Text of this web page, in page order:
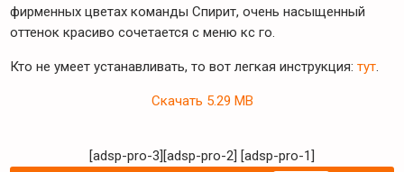
фирменных цветах команды Спирит, очень насыщенный
оттенок красиво сочетается с меню кс го.
Кто не умеет устанавливать, то вот легкая инструкция: тут.
Скачать 5.29 MB
[adsp-pro-3][adsp-pro-2] [adsp-pro-1]